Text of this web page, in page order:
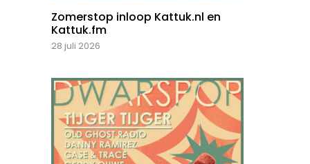
Zomerstop inloop Kattuk.nl en
Kattuk.fm
28 juli 2026